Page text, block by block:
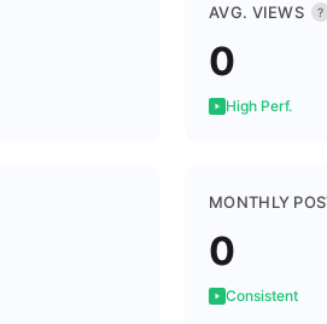
AVG. VIEWS ?
0
High Perf.
MONTHLY
0
Consistent